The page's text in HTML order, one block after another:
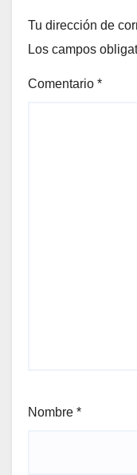
Tu dirección de
Los campos
Comentario *
Nombre *